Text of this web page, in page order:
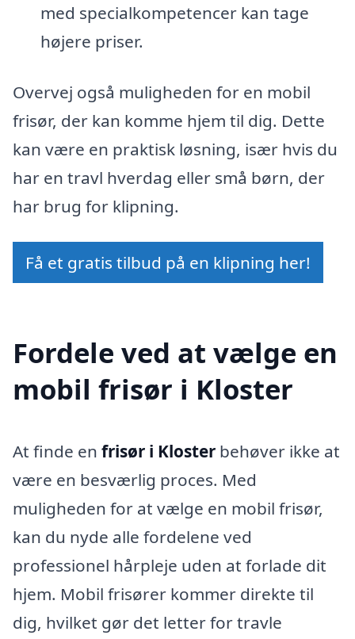
med specialkompetencer kan tage
højere priser.
Overvej også muligheden for en mobil
frisør, der kan komme hjem til dig. Dette
kan være en praktisk løsning, især hvis du
har en travl hverdag eller små børn, der
har brug for klipning.
Få et gratis tilbud på en klipning her!
Fordele ved at vælge en
mobil frisør i Kloster
At finde en frisør i Kloster behøver ikke at
være en besværlig proces. Med
muligheden for at vælge en mobil frisør,
kan du nyde alle fordelene ved
professionel hårpleje uden at forlade dit
hjem. Mobil frisører kommer direkte til
dig, hvilket gør det letter for travle